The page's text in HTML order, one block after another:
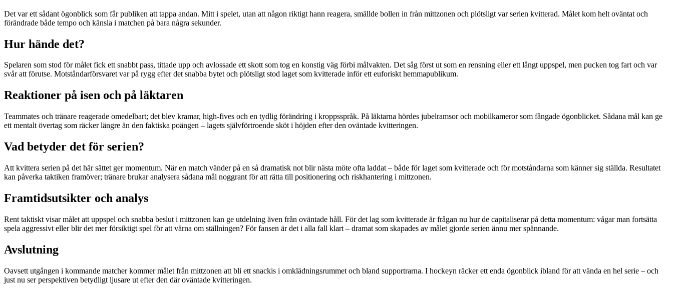
Det var ett sådant ögonblick som får publiken att tappa andan. Mitt i spelet, utan att någon riktigt hann reagera, smällde bollen in från mittzonen och plötsligt var serien kvitterad. Målet kom helt oväntat och
förändrade både tempo och känsla i matchen på bara några sekunder.
Hur hände det?
Spelaren som stod för målet fick ett snabbt pass, tittade upp och avlossade ett skott som tog en konstig väg förbi målvakten. Det såg först ut som en rensning eller ett långt uppspel, men pucken tog fart och var
svår att förutse. Motståndarförsvaret var på rygg efter det snabba bytet och plötsligt stod laget som kvitterade inför ett euforiskt hemmapublikum.
Reaktioner på isen och på läktaren
Teammates och tränare reagerade omedelbart; det blev kramar, high-fives och en tydlig förändring i kroppsspråk. På läktarna hördes jubelramsor och mobilkameror som fångade ögonblicket. Sådana mål kan ge
ett mentalt övertag som räcker längre än den faktiska poängen – lagets självförtroende sköt i höjden efter den oväntade kvitteringen.
Vad betyder det för serien?
Att kvittera serien på det här sättet ger momentum. När en match vänder på en så dramatisk not blir nästa möte ofta laddat – både för laget som kvitterade och för motståndarna som känner sig ställda. Resultatet
kan påverka taktiken framöver; tränare brukar analysera sådana mål noggrant för att rätta till positionering och riskhantering i mittzonen.
Framtidsutsikter och analys
Rent taktiskt visar målet att uppspel och snabba beslut i mittzonen kan ge utdelning även från oväntade håll. För det lag som kvitterade är frågan nu hur de capitaliserar på detta momentum: vågar man fortsätta
spela aggressivt eller blir det mer försiktigt spel för att värna om ställningen? För fansen är det i alla fall klart – dramat som skapades av målet gjorde serien ännu mer spännande.
Avslutning
Oavsett utgången i kommande matcher kommer målet från mittzonen att bli ett snackis i omklädningsrummet och bland supportrarna. I hockeyn räcker ett enda ögonblick ibland för att vända en hel serie – och
just nu ser perspektiven betydligt ljusare ut efter den där oväntade kvitteringen.